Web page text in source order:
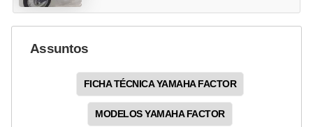
Assuntos
FICHA TÉCNICA YAMAHA FACTOR
MODELOS YAMAHA FACTOR